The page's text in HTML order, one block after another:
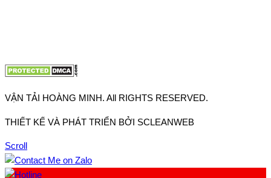
VẬN TẢI HOÀNG MINH. All RIGHTS RESERVED.
THIẾT KẾ VÀ PHÁT TRIỂN BỞI SCLEANWEB
Scroll